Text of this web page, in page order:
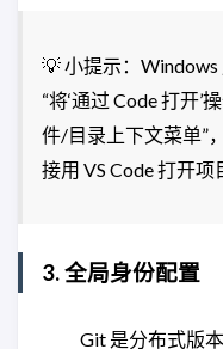
💡 小提示：
“将‘通过 Code 打开
件/目录上下文菜单”
接用 VS Code 打开项
3. 全局身份配置
Git 是分布式版